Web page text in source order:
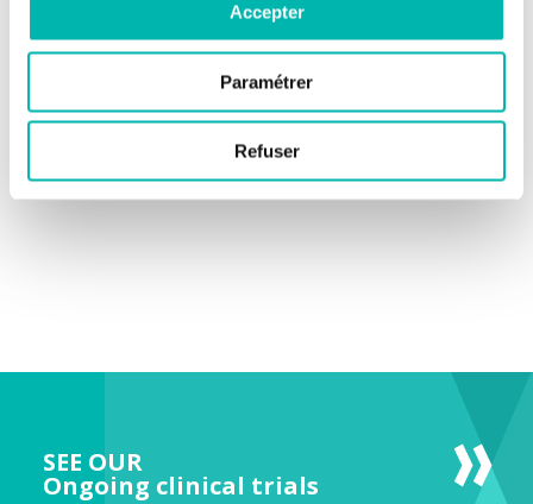
Accepter
Paramétrer
Refuser
SEE OUR
Ongoing clinical trials